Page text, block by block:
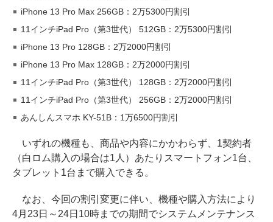
iPhone 13 Pro Max 256GB：2万5300円割引
11インチiPad Pro（第3世代） 512GB：2万5300円割引
iPhone 13 Pro 128GB：2万2000円割引
iPhone 13 Pro Max 128GB：2万2000円割引
11インチiPad Pro（第3世代） 128GB：2万2000円割引
11インチiPad Pro（第3世代） 256GB：2万2000円割引
あんしんスマホ KY-51B：1万6500円割引
いずれの機種も、商品や内容にかかわらず、1契約者
（白ロム購入の場合は1人）あたりスマートフォン1台、
タブレット1台まで購入できる。
なお、今回の割引変更に伴い、機種や購入方法により
4月23日～24日10時までの期間でシステムメンテナンス